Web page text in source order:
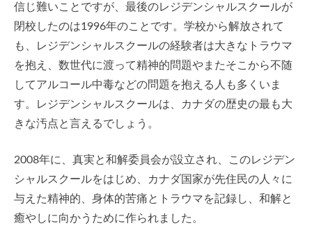
信じ難いことですが、最後のレジデンシャルスクールが
閉校したのは1996年のことです。学校から解放されて
も、レジデンシャルスクールの経験者は大きなトラウマ
を抱え、数世代に渡って精神的問題やまたそこから不随
してアルコール中毒などの問題を抱える人も多くいま
す。レジデンシャルスクールは、カナダの歴史の最も大
きな汚点と言えるでしょう。
2008年に、真実と和解委員会が設立され、このレジデン
シャルスクールをはじめ、カナダ国家が先住民の人々に
与えた精神的、身体的苦痛とトラウマを記録し、和解と
癒やしに向かうために作られました。